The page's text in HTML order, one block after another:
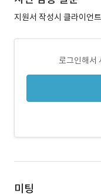
지원서 작성시 클라이언
로그인해서
미팅